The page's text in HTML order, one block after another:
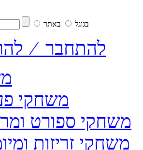
בגוגל באתר
להתחבר ⁄
משחקי
משחקי ספורט
משחקי זריזות